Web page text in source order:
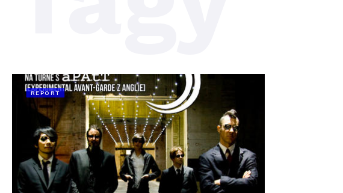
REPORT